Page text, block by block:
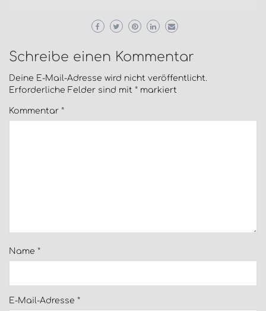
Schreibe einen Kommentar
Deine E-Mail-Adresse wird nicht veröffentlicht.
Erforderliche Felder sind mit * markiert
Kommentar *
Name *
E-Mail-Adresse *